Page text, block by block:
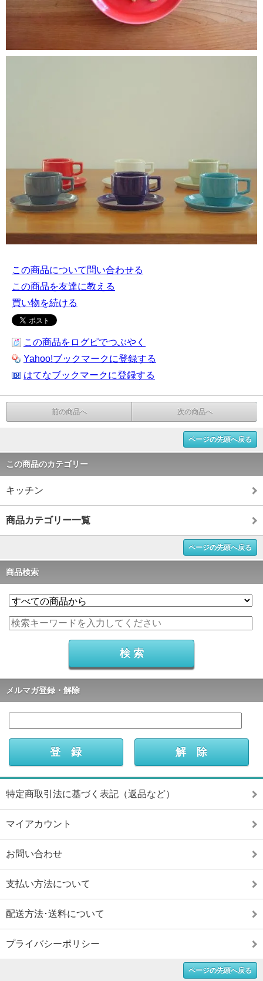
この商品について問い合わせる
この商品を友達に教える
買い物を続ける
この商品をログピでつぶやく
Yahoo!ブックマークに登録する
はてなブックマークに登録する
前の商品へ 次の商品へ
ページの先頭へ戻る
この商品のカテゴリー
キッチン
商品カテゴリー一覧
ページの先頭へ戻る
商品検索
メルマガ登録・解除
特定商取引法に基づく表記（返品など）
マイアカウント
お問い合わせ
支払い方法について
配送方法･送料について
プライバシーポリシー
ページの先頭へ戻る